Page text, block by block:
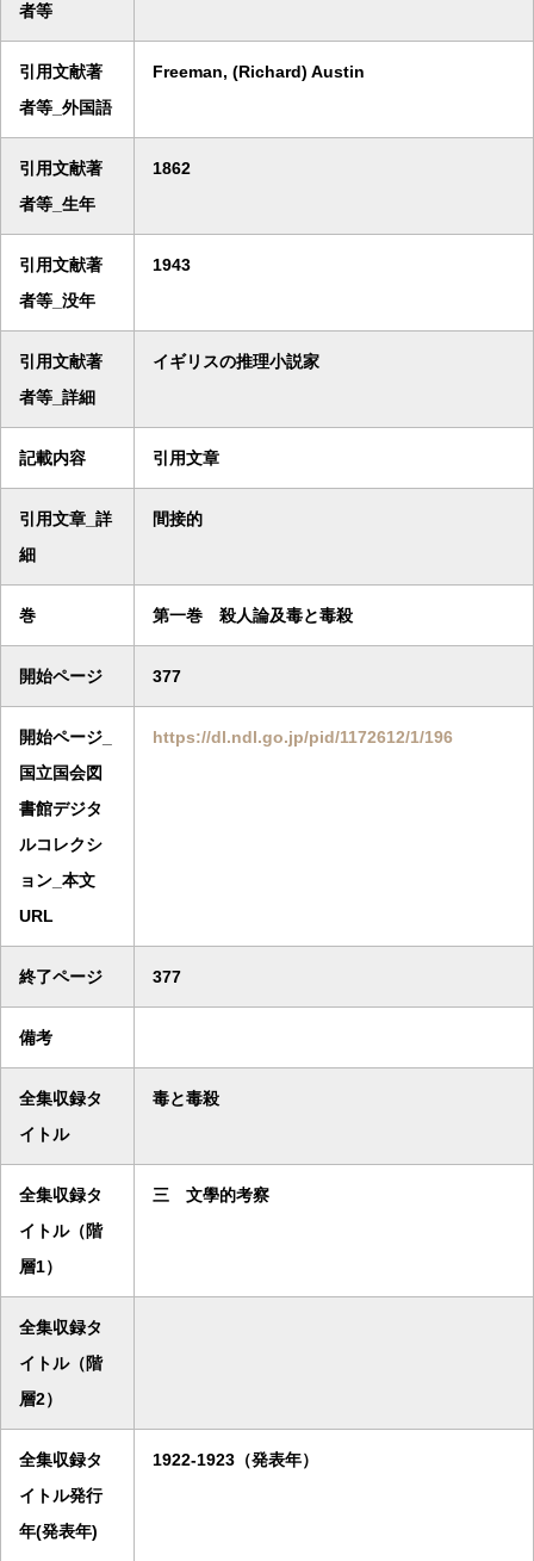
者等
引用文献著
者等_外国語
Freeman, (Richard) Austin
引用文献著
者等_生年
1862
引用文献著
者等_没年
1943
引用文献著
者等_詳細
イギリスの推理小説家
記載内容 引用文章
引用文章_詳
細
間接的
巻 第一巻 殺人論及毒と毒殺
開始ページ 377
開始ページ_
国立国会図
書館デジタ
ルコレクシ
ョン_本文
URL
https://dl.ndl.go.jp/pid/1172612/1/196
終了ページ 377
備考
全集収録タ
イトル
毒と毒殺
全集収録タ
イトル（階
層1）
三 文學的考察
全集収録タ
イトル（階
層2）
全集収録タ
イトル発行
年(発表年)
1922-1923（発表年）